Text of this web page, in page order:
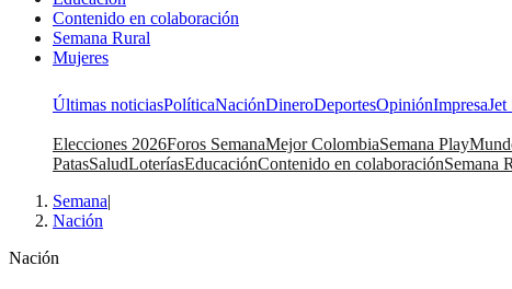
Contenido en colaboración
Semana Rural
Mujeres
Últimas noticiasPolíticaNaciónDineroDeportesOpiniónImpresaJet
Elecciones 2026Foros SemanaMejor ColombiaSemana Play
PatasSaludLoteríasEducaciónContenido en colaboraciónSemana
Semana|
Nación
Nación